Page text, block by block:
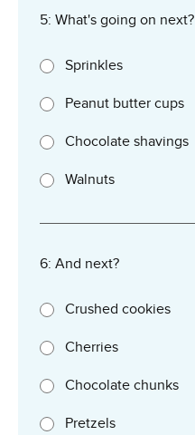
5: What's going on next?
Sprinkles
Peanut butter cups
Chocolate shavings
Walnuts
6: And next?
Crushed cookies
Cherries
Chocolate chunks
Pretzels